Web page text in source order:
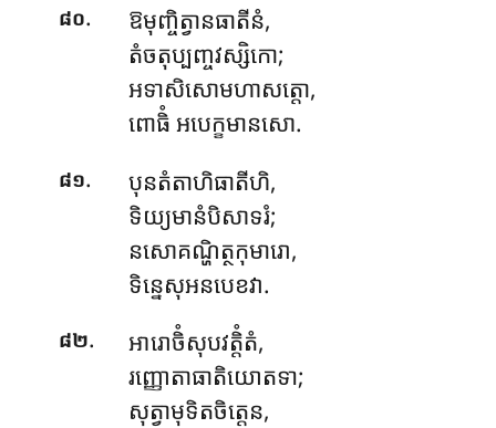
៨០. ឱមុញ្ចិត្វានធាតីនំ,
តំចតុប្បញ្ចវស្សិកោ;
អទាសិសោមហាសត្តោ,
ពោធិំ អបេក្ខមានសោ.
៨១.
បុនតំតាហិធាតីហិ,
ទិយ្យមានំបិសាទរំ;
នសោគណ្ហិត្ថកុមារោ,
ទិន្នេសុអនបេខវា.
៨២. អារោចិំសុបវត្តិំតំ,
រញ្ញោតាធាតិយោតទា;
សុត្វាមុទិតចិត្តេន,